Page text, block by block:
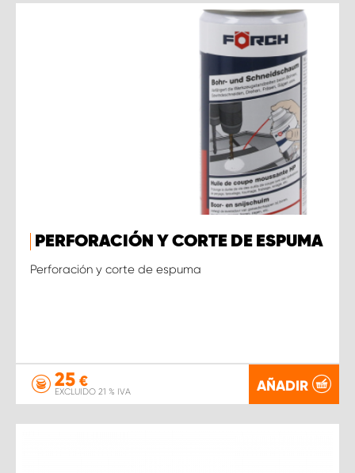
PERFORACIÓN Y CORTE DE ESPUMA
Perforación y corte de espuma
25 €
EXCLUIDO 21 % IVA AÑADIR